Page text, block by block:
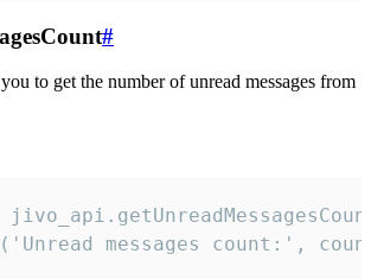
#
to get the number of unread messages from
messages count:',